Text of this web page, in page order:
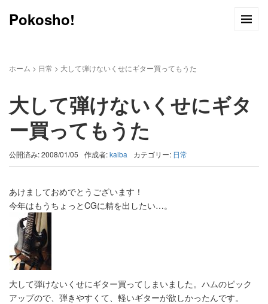
Pokosho!
ホーム > 日常 > 大して弾けないくせにギター買ってもうた
大して弾けないくせにギタ
ー買ってもうた
公開済み: 2008/01/05 作成者:kaiba カテゴリー: 日常
あけましておめでとうございます！
今年はもうちょっとCGに精を出したい…。
大して弾けないくせにギター買ってしまいました。ハムのピック
アップので、弾きやすくて、軽いギターが欲しかったんです。